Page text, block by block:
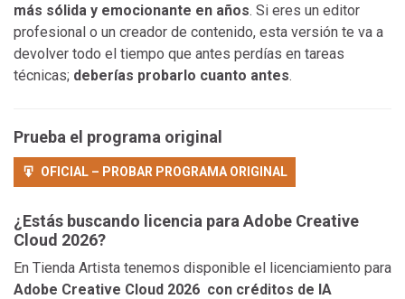
más sólida y emocionante en años. Si eres un editor
profesional o un creador de contenido, esta versión te va a
devolver todo el tiempo que antes perdías en tareas
técnicas; deberías probarlo cuanto antes.
Prueba el programa original
OFICIAL – PROBAR PROGRAMA ORIGINAL
¿Estás buscando licencia para Adobe Creative
Cloud 2026?
En Tienda Artista tenemos disponible el licenciamiento para
Adobe Creative Cloud 2026 con créditos de IA